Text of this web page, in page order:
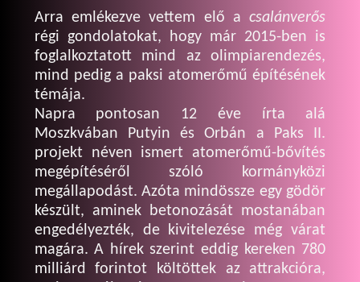
Arra emlékezve vettem elő acsalánverős
régi gondolatokat, hogy már 2015-ben is
foglalkoztatott mind az olimpiarendezés,
mind pedig a paksi atomerőmű építésének
témája.
Napra pontosan 12 éve írta alá
Moszkvában Putyin és Orbán a Paks II.
projekt néven ismert atomerőmű-bővítés
megépítéséről szóló kormányközi
megállapodást. Azóta mindössze egy gödör
készült, aminek betonozását mostanában
engedélyezték, de kivitelezése még várat
magára. A hírek szerint eddig kereken 780
milliárd forintot költöttek az attrakcióra,